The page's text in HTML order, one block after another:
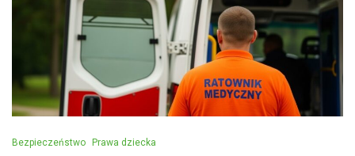
Bezpieczeństwo Prawa dziecka